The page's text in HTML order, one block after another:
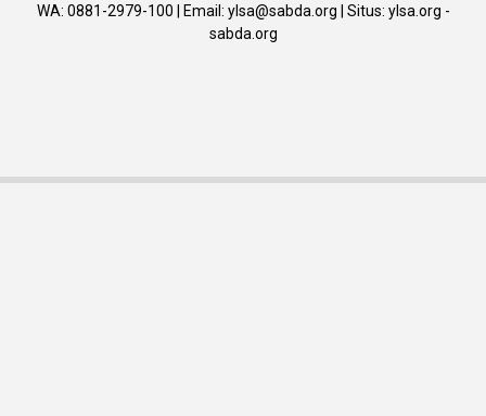
WA: 0881-2979-100 | Email: ylsa@sabda.org | Situs: ylsa.org -
sabda.org